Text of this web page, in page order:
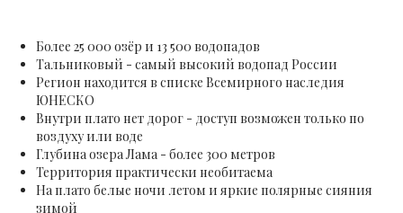
Более 25 000 озёр и 13 500 водопадов
Тальниковый - самый высокий водопад России
Регион находится в списке Всемирного наследия
ЮНЕСКО
Внутри плато нет дорог - доступ возможен только по
воздуху или воде
Глубина озера Лама - более 300 метров
Территория практически необитаема
На плато белые ночи летом и яркие полярные сияния
зимой